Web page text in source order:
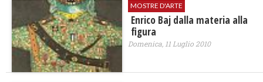
MOSTRE D'ARTE
Enrico Baj dalla materia alla
figura
Domenica, 11 Luglio 2010